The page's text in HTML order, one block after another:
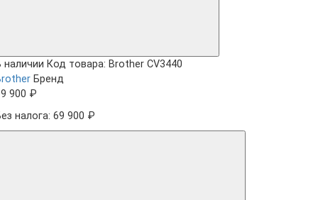
наличии Код товара: Brother CV3440
Бренд
900 ₽
налога: 69 900 ₽